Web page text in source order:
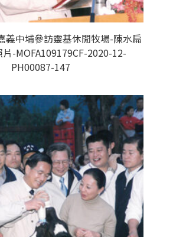
義中埔參訪靈基休閒牧場-陳水扁
-MOFA109179CF-2020-12-
PH00087-147